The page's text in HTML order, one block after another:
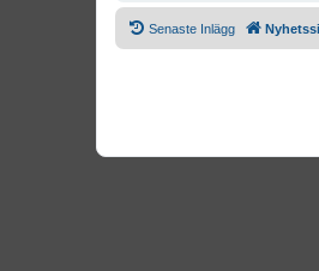
Senaste Inlägg